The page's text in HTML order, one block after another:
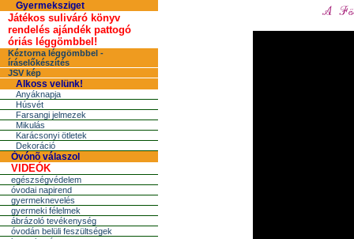
Gyermeksziget
Játékos suliváró könyv
rendelés ajándék pattogó
óriás léggömbbel!
Kéztorna léggömbbel -
íráselőkészítés
JSV kép
Alkoss velünk!
Anyáknapja
Húsvét
Farsangi jelmezek
Mikulás
Karácsonyi ötletek
Dekoráció
Óvónõ válaszol
VIDEÓK
egészségvédelem
óvodai napirend
gyermeknevelés
gyermeki félelmek
ábrázoló tevékenység
óvodán belüli feszültségek